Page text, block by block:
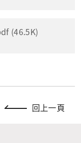
(46.5K)
回上一頁